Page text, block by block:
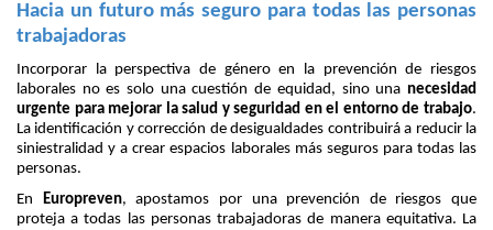
Hacia un futuro más seguro para todas las personas
trabajadoras
Incorporar la perspectiva de género en la prevención de riesgos
laborales no es solo una cuestión de equidad, sino una necesidad
urgente para mejorar la salud y seguridad en el entorno de trabajo.
La identificación y corrección de desigualdades contribuirá a reducir la
siniestralidad y a crear espacios laborales más seguros para todas las
personas.
En Europreven, apostamos por una prevención de riesgos que
proteja a todas las personas trabajadoras de manera equitativa. La